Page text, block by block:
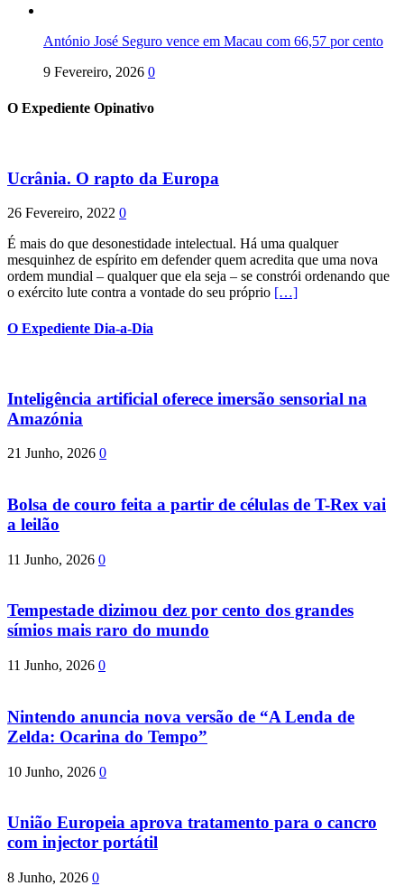
António José Seguro vence em Macau com 66,57 por cento
9 Fevereiro, 2026 0
O Expediente Opinativo
Ucrânia. O rapto da Europa
26 Fevereiro, 2022 0
É mais do que desonestidade intelectual. Há uma qualquer
mesquinhez de espírito em defender quem acredita que uma nova
ordem mundial – qualquer que ela seja – se constrói ordenando que
o exército lute contra a vontade do seu próprio […]
O Expediente Dia-a-Dia
Inteligência artificial oferece imersão sensorial na
Amazónia
21 Junho, 2026 0
Bolsa de couro feita a partir de células de T-Rex vai
a leilão
11 Junho, 2026 0
Tempestade dizimou dez por cento dos grandes
símios mais raro do mundo
11 Junho, 2026 0
Nintendo anuncia nova versão de “A Lenda de
Zelda: Ocarina do Tempo”
10 Junho, 2026 0
União Europeia aprova tratamento para o cancro
com injector portátil
8 Junho, 2026 0